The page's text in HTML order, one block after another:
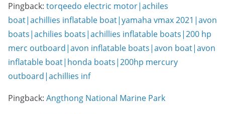
Pingback: torqeedo electric motor|achiles
boat|achillies inflatable boat|yamaha vmax 2021|avon
boats|achilies boats|achillies inflatable boats|200 hp
merc outboard|avon inflatable boats|avon boat|avon
inflatable boat|honda boats|200hp mercury
outboard|achillies inf
Pingback: Angthong National Marine Park